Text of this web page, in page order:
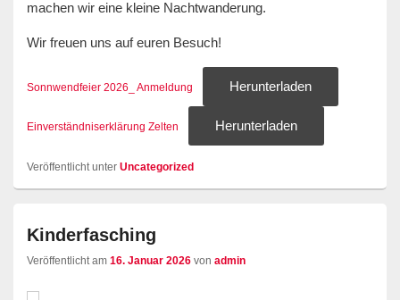
machen wir eine kleine Nachtwanderung.
Wir freuen uns auf euren Besuch!
Sonnwendfeier 2026_ Anmeldung Herunterladen
Einverständniserklärung Zelten Herunterladen
Veröffentlicht unter Uncategorized
Kinderfasching
Veröffentlicht am 16. Januar 2026 von admin